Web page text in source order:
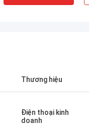
Thương hiệu
Điện thoại kinh
doanh